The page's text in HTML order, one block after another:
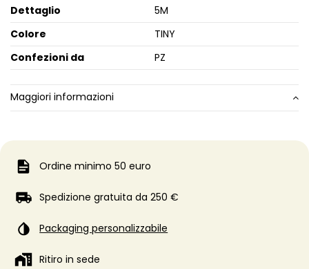
Dettaglio
5M
Colore
TINY
Confezioni da
PZ
Maggiori informazioni
Ordine minimo 50 euro
Spedizione gratuita da 250 €
Packaging personalizzabile
Ritiro in sede